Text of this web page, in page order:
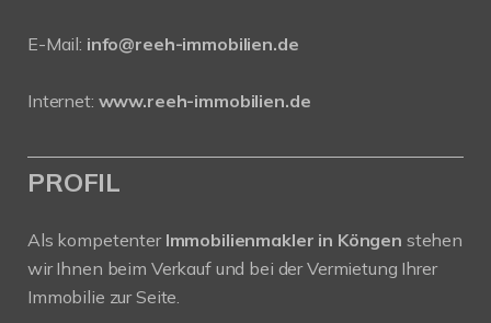
E-Mail: info@reeh-immobilien.de
Internet: www.reeh-immobilien.de
PROFIL
Als kompetenter Immobilienmakler in Köngen stehen
wir Ihnen beim Verkauf und bei der Vermietung Ihrer
Immobilie zur Seite.